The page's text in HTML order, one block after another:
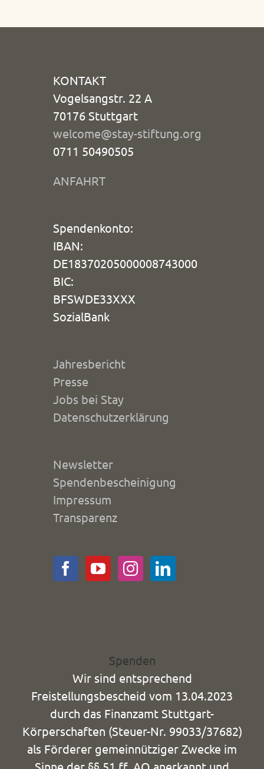
KONTAKT
Vogelsangstr. 22 A
70176 Stuttgart
welcome@stay-stiftung.org
0711 50490505
ANFAHRT
Spendenkonto:
IBAN:
DE18370205000008743000
BIC:
BFSWDE33XXX
SozialBank
Jahresbericht
Presse
Jobs bei Stay
Datenschutzerklärung
Newsletter
Spendenbescheinigung
Impressum
Transparenz
Spenden
Wir sind entsprechend
Freistellungsbescheid vom 13.04.2023
durch das Finanzamt Stuttgart-
Körperschaften (Steuer-Nr. 99033/37682)
als Förderer gemeinnütziger Zwecke im